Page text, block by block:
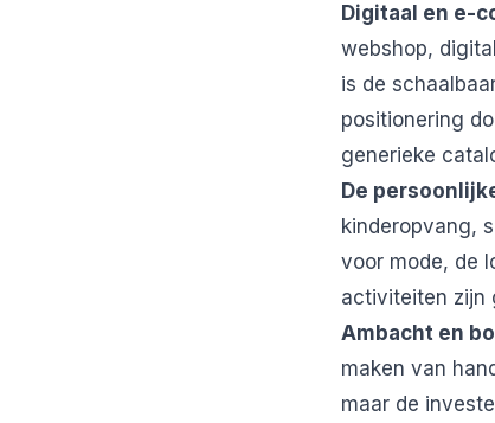
Digitaal en e-
webshop,
is de
positionering
generieke
De
kinderopvang,
voor mode, de
activiteiten zijn
Ambacht en
maken van
maar de